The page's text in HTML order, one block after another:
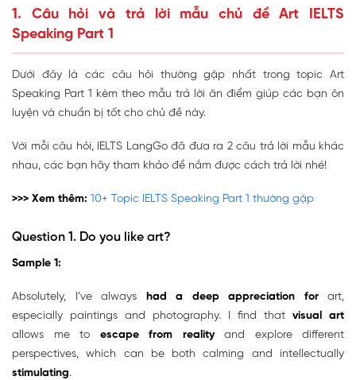
1. Câu hỏi và trả lời mẫu chủ đề Art IELTS
Speaking Part 1
Dưới đây là các câu hỏi thường gặp nhất trong topic Art
Speaking Part 1 kèm theo mẫu trả lời ăn điểm giúp các bạn ôn
luyện và chuẩn bị tốt cho chủ đề này.
Với mỗi câu hỏi, IELTS LangGo đã đưa ra 2 câu trả lời mẫu khác
nhau, các bạn hãy tham khảo để nắm được cách trả lời nhé!
>>> Xem thêm: 10+ Topic IELTS Speaking Part 1 thường gặp
Question 1. Do you like art?
Sample 1:
Absolutely, I’ve always had a deep appreciation forart,
especially paintings and photography. I find that visual art
allows me to escape from reality and explore different
perspectives, which can be both calming and intellectually
stimulating.